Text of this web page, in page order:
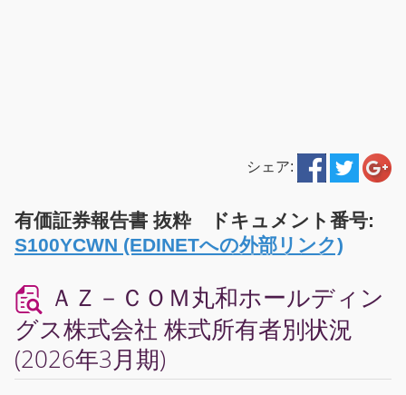
シェア:
有価証券報告書 抜粋 ドキュメント番号:
S100YCWN (EDINETへの外部リンク)
ＡＺ－ＣＯＭ丸和ホールディン
グス株式会社 株式所有者別状況
(2026年3月期)